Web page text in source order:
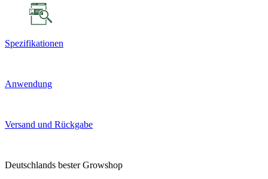
Spezifikationen
Anwendung
Versand und Rückgabe
Deutschlands bester Growshop